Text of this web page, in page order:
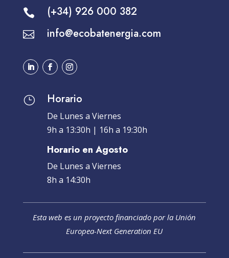
 (+34) 926 000 382
 info@ecobatenergia.com
} Horario
De Lunes a Viernes
9h a 13:30h | 16h a 19:30h
Horario en Agosto
De Lunes a Viernes
8h a 14:30h
Esta web es un proyecto financiado por la Unión
Europea-Next Generation EU